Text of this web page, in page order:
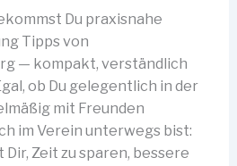
Du praxisnahe
Tipps von
— kompakt, verständlich
ob Du gelegentlich in der
mit Freunden
im Verein unterwegs bist:
Zeit zu sparen, bessere